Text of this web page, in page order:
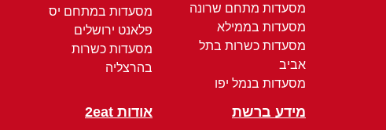
מסעדות מתחם שרונה
מסעדות בממילא
מסעדות כשרות בתל
אביב
מסעדות בנמל יפו
מסעדות במתחם יס
פלאנט ירושלים
מסעדות כשרות
בהרצליה
מידע ברשת אודות 2eat